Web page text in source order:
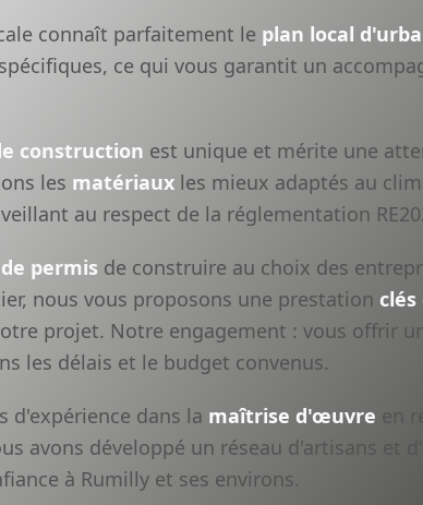
connaît parfaitement le plan local
ce qui vous garantit un
construction est unique et mérite une
les matériaux les mieux adaptés au
au respect de la réglementation
permis de construire au choix des
nous vous proposons une prestation
projet. Notre engagement : vous offrir
les délais et le budget convenus.
d'expérience dans la maîtrise d'œuvre en
avons développé un réseau d'artisans et
à Rumilly et ses environs.